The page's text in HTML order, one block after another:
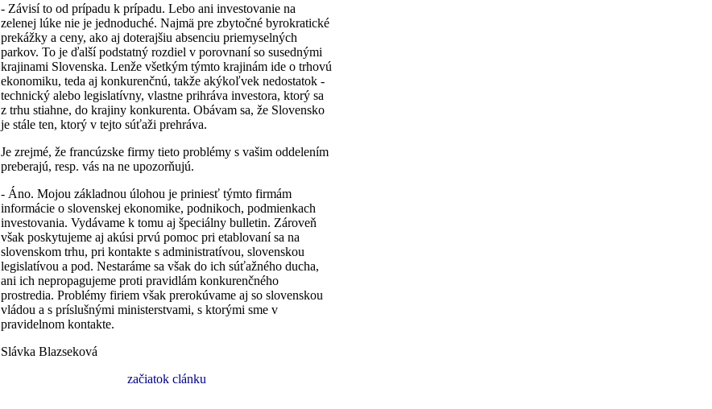
- Závisí to od prípadu k prípadu. Lebo ani investovanie na
zelenej lúke nie je jednoduché. Najmä pre zbytočné byrokratické
prekážky a ceny, ako aj doterajšiu absenciu priemyselných
parkov. To je ďalší podstatný rozdiel v porovnaní so susednými
krajinami Slovenska. Lenže všetkým týmto krajinám ide o trhovú
ekonomiku, teda aj konkurenčnú, takže akýkoľvek nedostatok -
technický alebo legislatívny, vlastne prihráva investora, ktorý sa
z trhu stiahne, do krajiny konkurenta. Obávam sa, že Slovensko
je stále ten, ktorý v tejto súťaži prehráva.
Je zrejmé, že francúzske firmy tieto problémy s vašim oddelením
preberajú, resp. vás na ne upozorňujú.
- Áno. Mojou základnou úlohou je priniesť týmto firmám
informácie o slovenskej ekonomike, podnikoch, podmienkach
investovania. Vydávame k tomu aj špeciálny bulletin. Zároveň
však poskytujeme aj akúsi prvú pomoc pri etablovaní sa na
slovenskom trhu, pri kontakte s administratívou, slovenskou
legislatívou a pod. Nestaráme sa však do ich súťažného ducha,
ani ich nepropagujeme proti pravidlám konkurenčného
prostredia. Problémy firiem však prerokúvame aj so slovenskou
vládou a s príslušnými ministerstvami, s ktorými sme v
pravidelnom kontakte.
Slávka Blazseková
začiatok clánku